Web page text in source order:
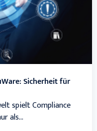
Sicherheit für
spielt Compliance
als...